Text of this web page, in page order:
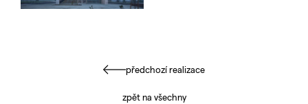
předchozí realizace
zpět na všechny